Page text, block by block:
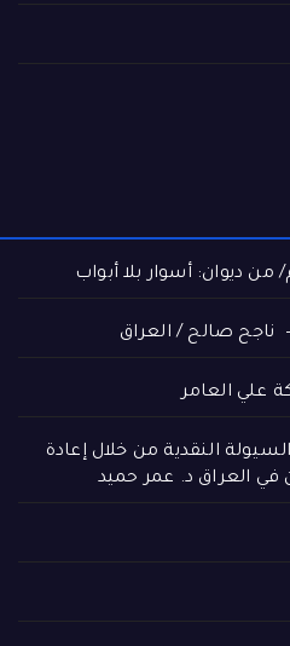
من ديوان: أسوار بلا أبواب
ناجح صالح / العراق
علي العامر
النقدية من خلال إعادة
العراق د. عمر حميد